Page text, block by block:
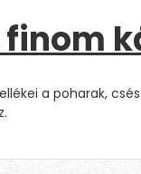
finom
a poharak,